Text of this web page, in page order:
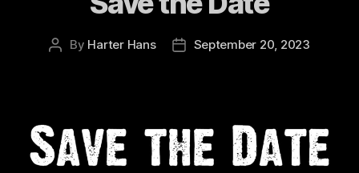
Post
By Harter Hans
PostSeptember 20, 2023